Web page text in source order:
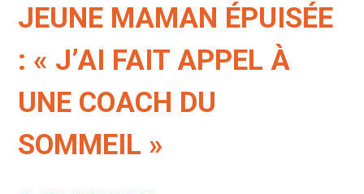
JEUNE MAMAN ÉPUISÉE
: « J’AI FAIT APPEL À
UNE COACH DU
SOMMEIL »